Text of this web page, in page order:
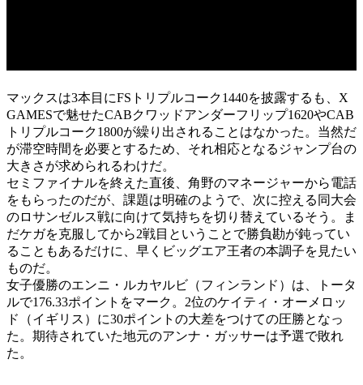
マックスは3本目にFSトリプルコーク1440を披露するも、X
GAMESで魅せたCABクワッドアンダーフリップ1620やCAB
トリプルコーク1800が繰り出されることはなかった。当然だ
が滞空時間を必要とするため、それ相応となるジャンプ台の
大きさが求められるわけだ。
セミファイナルを終えた直後、角野のマネージャーから電話
をもらったのだが、課題は明確のようで、次に控える同大会
のロサンゼルス戦に向けて気持ちを切り替えているそう。ま
だケガを克服してから2戦目ということで勝負勘が鈍ってい
ることもあるだけに、早くビッグエア王者の本調子を見たい
ものだ。
女子優勝のエンニ・ルカヤルビ（フィンランド）は、トータ
ルで176.33ポイントをマーク。2位のケイティ・オーメロッ
ド（イギリス）に30ポイントの大差をつけての圧勝となっ
た。期待されていた地元のアンナ・ガッサーは予選で敗れ
た。